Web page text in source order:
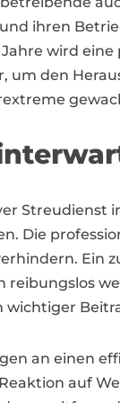
ihren
wird
um den
Streudienst
Die
Ein
reibungslos
wichtiger
an einen
auf